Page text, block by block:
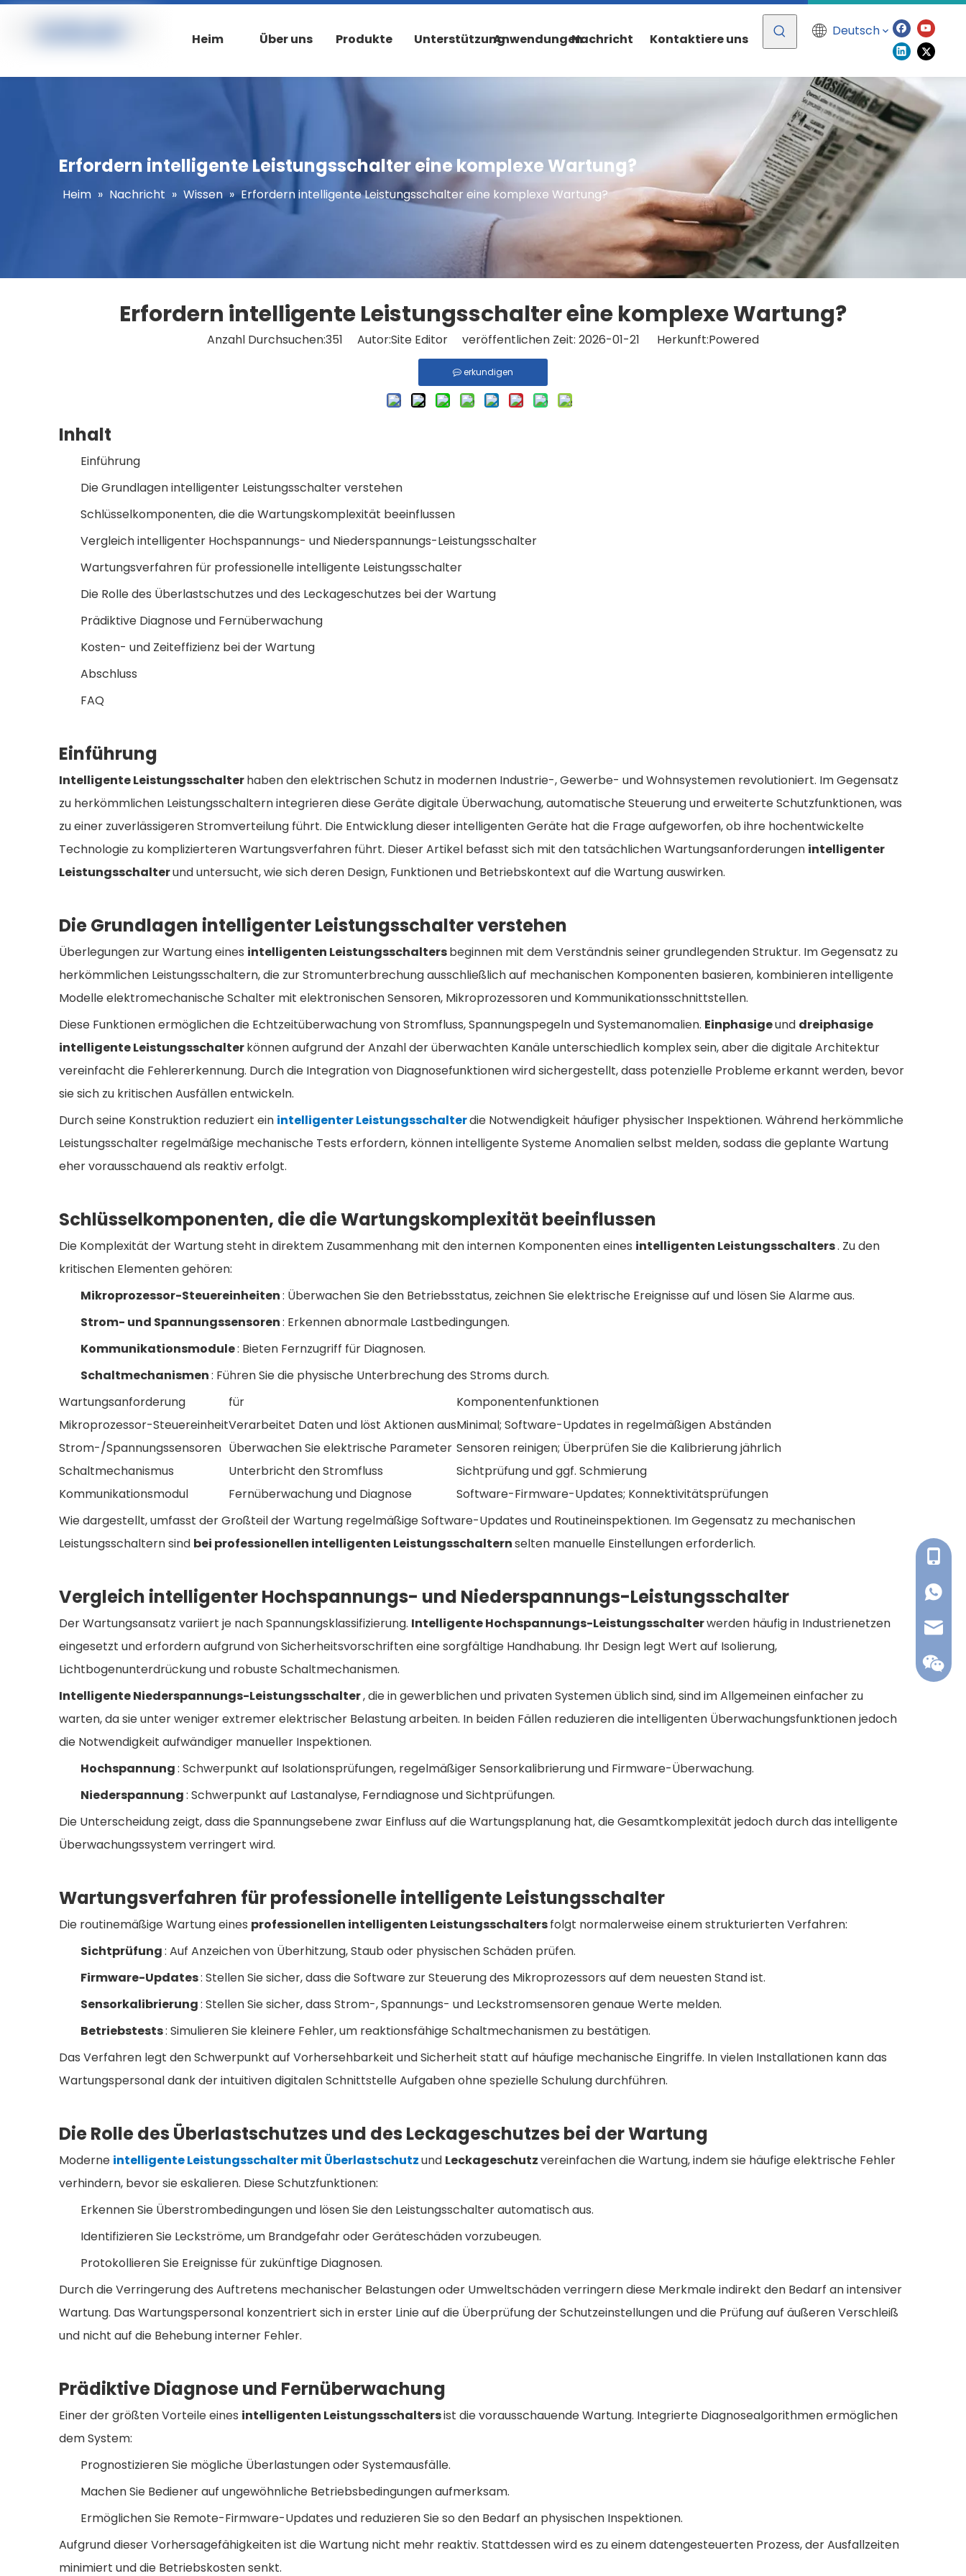
Heim Über uns Produkte UnterstützungAnwendungenNachricht Kontaktiere uns
Deutsch
Erfordern intelligente Leistungsschalter eine komplexe Wartung?
Heim » Nachricht » Wissen » Erfordern intelligente Leistungsschalter eine komplexe Wartung?
Erfordern intelligente Leistungsschalter eine komplexe Wartung?
Anzahl Durchsuchen:351 Autor:Site Editor veröffentlichen Zeit: 2026-01-21 Herkunft:Powered
erkundigen
Inhalt
Einführung
Die Grundlagen intelligenter Leistungsschalter verstehen
Schlüsselkomponenten, die die Wartungskomplexität beeinflussen
Vergleich intelligenter Hochspannungs- und Niederspannungs-Leistungsschalter
Wartungsverfahren für professionelle intelligente Leistungsschalter
Die Rolle des Überlastschutzes und des Leckageschutzes bei der Wartung
Prädiktive Diagnose und Fernüberwachung
Kosten- und Zeiteffizienz bei der Wartung
Abschluss
FAQ
Einführung
Intelligente Leistungsschalterhaben den elektrischen Schutz in modernen Industrie-, Gewerbe- und Wohnsystemen revolutioniert. Im Gegensatz
zu herkömmlichen Leistungsschaltern integrieren diese Geräte digitale Überwachung, automatische Steuerung und erweiterte Schutzfunktionen, was
zu einer zuverlässigeren Stromverteilung führt. Die Entwicklung dieser intelligenten Geräte hat die Frage aufgeworfen, ob ihre hochentwickelte
Technologie zu komplizierteren Wartungsverfahren führt. Dieser Artikel befasst sich mit den tatsächlichen Wartungsanforderungen intelligenter
Leistungsschalterund untersucht, wie sich deren Design, Funktionen und Betriebskontext auf die Wartung auswirken.
Die Grundlagen intelligenter Leistungsschalter verstehen
Überlegungen zur Wartung eines intelligenten Leistungsschaltersbeginnen mit dem Verständnis seiner grundlegenden Struktur. Im Gegensatz zu
herkömmlichen Leistungsschaltern, die zur Stromunterbrechung ausschließlich auf mechanischen Komponenten basieren, kombinieren intelligente
Modelle elektromechanische Schalter mit elektronischen Sensoren, Mikroprozessoren und Kommunikationsschnittstellen.
Diese Funktionen ermöglichen die Echtzeitüberwachung von Stromfluss, Spannungspegeln und Systemanomalien. Einphasigeund dreiphasige
intelligente Leistungsschalterkönnen aufgrund der Anzahl der überwachten Kanäle unterschiedlich komplex sein, aber die digitale Architektur
vereinfacht die Fehlererkennung. Durch die Integration von Diagnosefunktionen wird sichergestellt, dass potenzielle Probleme erkannt werden, bevor
sie sich zu kritischen Ausfällen entwickeln.
Durch seine Konstruktion reduziert ein intelligenter Leistungsschalterdie Notwendigkeit häufiger physischer Inspektionen. Während herkömmliche
Leistungsschalter regelmäßige mechanische Tests erfordern, können intelligente Systeme Anomalien selbst melden, sodass die geplante Wartung
eher vorausschauend als reaktiv erfolgt.
Schlüsselkomponenten, die die Wartungskomplexität beeinflussen
Die Komplexität der Wartung steht in direktem Zusammenhang mit den internen Komponenten eines intelligenten Leistungsschalters. Zu den
kritischen Elementen gehören:
Mikroprozessor-Steuereinheiten: Überwachen Sie den Betriebsstatus, zeichnen Sie elektrische Ereignisse auf und lösen Sie Alarme aus.
Strom- und Spannungssensoren: Erkennen abnormale Lastbedingungen.
Kommunikationsmodule: Bieten Fernzugriff für Diagnosen.
Schaltmechanismen: Führen Sie die physische Unterbrechung des Stroms durch.
Wartungsanforderung
für
Komponentenfunktionen
Mikroprozessor-SteuereinheitVerarbeitet Daten und löst Aktionen ausMinimal; Software-Updates in regelmäßigen Abständen
Strom-/Spannungssensoren Überwachen Sie elektrische Parameter Sensoren reinigen; Überprüfen Sie die Kalibrierung jährlich
Schaltmechanismus
Unterbricht den Stromfluss
Sichtprüfung und ggf. Schmierung
Kommunikationsmodul
Fernüberwachung und Diagnose
Software-Firmware-Updates; Konnektivitätsprüfungen
Wie dargestellt, umfasst der Großteil der Wartung regelmäßige Software-Updates und Routineinspektionen. Im Gegensatz zu mechanischen
Leistungsschaltern sind bei professionellen intelligenten Leistungsschalternselten manuelle Einstellungen erforderlich.
Vergleich intelligenter Hochspannungs- und Niederspannungs-Leistungsschalter
Der Wartungsansatz variiert je nach Spannungsklassifizierung. Intelligente Hochspannungs-Leistungsschalterwerden häufig in Industrienetzen
eingesetzt und erfordern aufgrund von Sicherheitsvorschriften eine sorgfältige Handhabung. Ihr Design legt Wert auf Isolierung,
Lichtbogenunterdrückung und robuste Schaltmechanismen.
Intelligente Niederspannungs-Leistungsschalter, die in gewerblichen und privaten Systemen üblich sind, sind im Allgemeinen einfacher zu
warten, da sie unter weniger extremer elektrischer Belastung arbeiten. In beiden Fällen reduzieren die intelligenten Überwachungsfunktionen jedoch
die Notwendigkeit aufwändiger manueller Inspektionen.
Hochspannung: Schwerpunkt auf Isolationsprüfungen, regelmäßiger Sensorkalibrierung und Firmware-Überwachung.
Niederspannung: Schwerpunkt auf Lastanalyse, Ferndiagnose und Sichtprüfungen.
Die Unterscheidung zeigt, dass die Spannungsebene zwar Einfluss auf die Wartungsplanung hat, die Gesamtkomplexität jedoch durch das intelligente
Überwachungssystem verringert wird.
Wartungsverfahren für professionelle intelligente Leistungsschalter
Die routinemäßige Wartung eines professionellen intelligenten Leistungsschaltersfolgt normalerweise einem strukturierten Verfahren:
Sichtprüfung: Auf Anzeichen von Überhitzung, Staub oder physischen Schäden prüfen.
Firmware-Updates: Stellen Sie sicher, dass die Software zur Steuerung des Mikroprozessors auf dem neuesten Stand ist.
Sensorkalibrierung: Stellen Sie sicher, dass Strom-, Spannungs- und Leckstromsensoren genaue Werte melden.
Betriebstests: Simulieren Sie kleinere Fehler, um reaktionsfähige Schaltmechanismen zu bestätigen.
Das Verfahren legt den Schwerpunkt auf Vorhersehbarkeit und Sicherheit statt auf häufige mechanische Eingriffe. In vielen Installationen kann das
Wartungspersonal dank der intuitiven digitalen Schnittstelle Aufgaben ohne spezielle Schulung durchführen.
Die Rolle des Überlastschutzes und des Leckageschutzes bei der Wartung
Moderne intelligente Leistungsschalter mit Überlastschutzund Leckageschutzvereinfachen die Wartung, indem sie häufige elektrische Fehler
verhindern, bevor sie eskalieren. Diese Schutzfunktionen:
Erkennen Sie Überstrombedingungen und lösen Sie den Leistungsschalter automatisch aus.
Identifizieren Sie Leckströme, um Brandgefahr oder Geräteschäden vorzubeugen.
Protokollieren Sie Ereignisse für zukünftige Diagnosen.
Durch die Verringerung des Auftretens mechanischer Belastungen oder Umweltschäden verringern diese Merkmale indirekt den Bedarf an intensiver
Wartung. Das Wartungspersonal konzentriert sich in erster Linie auf die Überprüfung der Schutzeinstellungen und die Prüfung auf äußeren Verschleiß
und nicht auf die Behebung interner Fehler.
Prädiktive Diagnose und Fernüberwachung
Einer der größten Vorteile eines intelligenten Leistungsschaltersist die vorausschauende Wartung. Integrierte Diagnosealgorithmen ermöglichen
dem System:
Prognostizieren Sie mögliche Überlastungen oder Systemausfälle.
Machen Sie Bediener auf ungewöhnliche Betriebsbedingungen aufmerksam.
Ermöglichen Sie Remote-Firmware-Updates und reduzieren Sie so den Bedarf an physischen Inspektionen.
Aufgrund dieser Vorhersagefähigkeiten ist die Wartung nicht mehr reaktiv. Stattdessen wird es zu einem datengesteuerten Prozess, der Ausfallzeiten
minimiert und die Betriebskosten senkt.
+86-
+86-